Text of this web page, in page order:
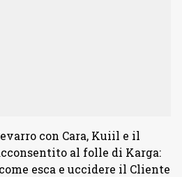
con Cara, Kuiil e il
al folle di Karga:
esca e uccidere il Cliente